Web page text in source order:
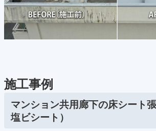
施工事例
マンション共用廊下の床シート
塩ビシート）